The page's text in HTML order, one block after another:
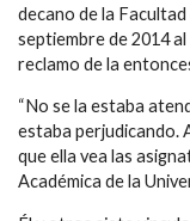
decano de la
septiembre de 2014
reclamo de la
“No se la estaba
estaba perjudicando.
que ella vea las
Académica de la